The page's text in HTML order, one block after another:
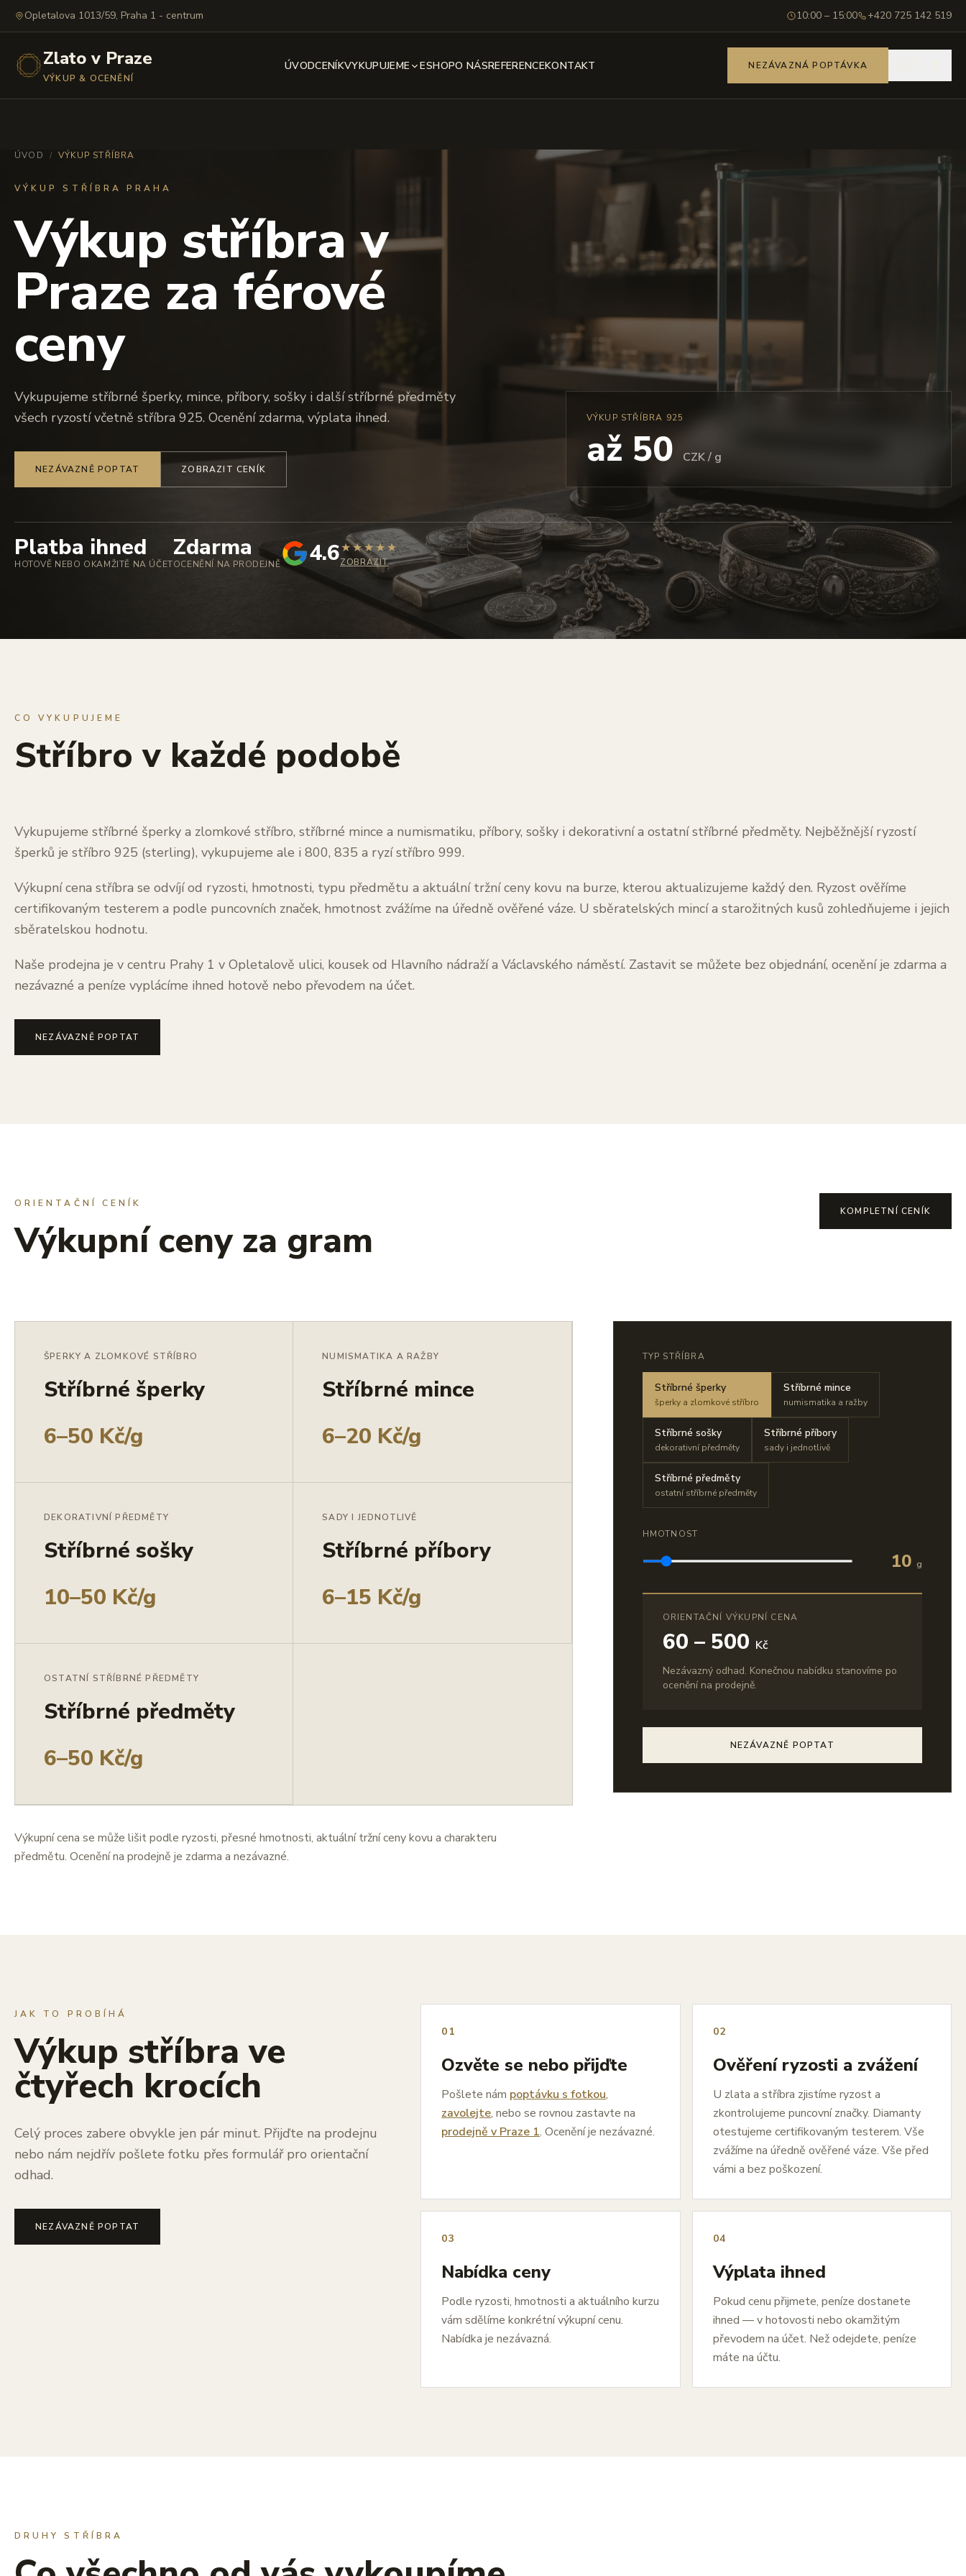
Opletalova 1013/59, Praha 1 - centrum 10:00 – 15:00 +420 725 142 519
Zlato v Praze
VÝKUP & OCENĚNÍ
ÚVODCENÍKVYKUPUJEME ESHOPO NÁSREFERENCEKONTAKT NEZÁVAZNÁ POPTÁVKA
ÚVOD / VÝKUP STŘÍBRA
VÝKUP STŘÍBRA PRAHA
Výkup stříbra v
Praze za férové
ceny
Vykupujeme stříbrné šperky, mince, příbory, sošky i další stříbrné předměty
všech ryzostí včetně stříbra 925. Ocenění zdarma, výplata ihned.
NEZÁVAZNĚ POPTAT ZOBRAZIT CENÍK
VÝKUP STŘÍBRA 925
až 50 CZK / g
Platba ihned
HOTOVĚ NEBO OKAMŽITĚ NA ÚČET
Zdarma
OCENĚNÍ NA PRODEJNĚ 4.6★★★★★
ZOBRAZIT
CO VYKUPUJEME
Stříbro v každé podobě
Vykupujeme stříbrné šperky a zlomkové stříbro, stříbrné mince a numismatiku, příbory, sošky i dekorativní a ostatní stříbrné předměty. Nejběžnější ryzostí
šperků je stříbro 925 (sterling), vykupujeme ale i 800, 835 a ryzí stříbro 999.
Výkupní cena stříbra se odvíjí od ryzosti, hmotnosti, typu předmětu a aktuální tržní ceny kovu na burze, kterou aktualizujeme každý den. Ryzost ověříme
certifikovaným testerem a podle puncovních značek, hmotnost zvážíme na úředně ověřené váze. U sběratelských mincí a starožitných kusů zohledňujeme i jejich
sběratelskou hodnotu.
Naše prodejna je v centru Prahy 1 v Opletalově ulici, kousek od Hlavního nádraží a Václavského náměstí. Zastavit se můžete bez objednání, ocenění je zdarma a
nezávazné a peníze vyplácíme ihned hotově nebo převodem na účet.
NEZÁVAZNĚ POPTAT
ORIENTAČNÍ CENÍK
Výkupní ceny za gram
KOMPLETNÍ CENÍK
ŠPERKY A ZLOMKOVÉ STŘÍBRO
Stříbrné šperky
6–50 Kč/g
NUMISMATIKA A RAŽBY
Stříbrné mince
6–20 Kč/g
DEKORATIVNÍ PŘEDMĚTY
Stříbrné sošky
10–50 Kč/g
SADY I JEDNOTLIVĚ
Stříbrné příbory
6–15 Kč/g
OSTATNÍ STŘÍBRNÉ PŘEDMĚTY
Stříbrné předměty
6–50 Kč/g
Výkupní cena se může lišit podle ryzosti, přesné hmotnosti, aktuální tržní ceny kovu a charakteru
předmětu. Ocenění na prodejně je zdarma a nezávazné.
TYP STŘÍBRA
Stříbrné šperky
šperky a zlomkové stříbro
Stříbrné mince
numismatika a ražby
Stříbrné sošky
dekorativní předměty
Stříbrné příbory
sady i jednotlivě
Stříbrné předměty
ostatní stříbrné předměty
HMOTNOST
10 g
ORIENTAČNÍ VÝKUPNÍ CENA
60 – 500 Kč
Nezávazný odhad. Konečnou nabídku stanovíme po
ocenění na prodejně.
NEZÁVAZNĚ POPTAT
JAK TO PROBÍHÁ
Výkup stříbra ve
čtyřech krocích
Celý proces zabere obvykle jen pár minut. Přijďte na prodejnu
nebo nám nejdřív pošlete fotku přes formulář pro orientační
odhad.
NEZÁVAZNĚ POPTAT
01
Ozvěte se nebo přijďte
Pošlete nám poptávku s fotkou,
zavolejte, nebo se rovnou zastavte na
prodejně v Praze 1. Ocenění je nezávazné.
02
Ověření ryzosti a zvážení
U zlata a stříbra zjistíme ryzost a
zkontrolujeme puncovní značky. Diamanty
otestujeme certifikovaným testerem. Vše
zvážíme na úředně ověřené váze. Vše před
vámi a bez poškození.
03
Nabídka ceny
Podle ryzosti, hmotnosti a aktuálního kurzu
vám sdělíme konkrétní výkupní cenu.
Nabídka je nezávazná.
04
Výplata ihned
Pokud cenu přijmete, peníze dostanete
ihned — v hotovosti nebo okamžitým
převodem na účet. Než odejdete, peníze
máte na účtu.
DRUHY STŘÍBRA